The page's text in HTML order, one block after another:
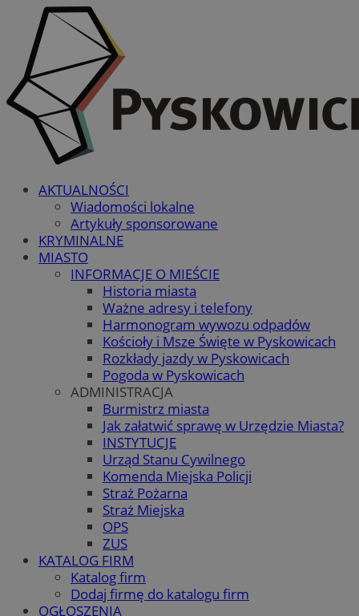
AKTUALNOŚCI
Wiadomości lokalne
Artykuły sponsorowane
KRYMINALNE
MIASTO
INFORMACJE O MIEŚCIE
Historia miasta
Ważne adresy i telefony
Harmonogram wywozu odpadów
Kościoły i Msze Święte w Pyskowicach
Rozkłady jazdy w Pyskowicach
Pogoda w Pyskowicach
ADMINISTRACJA
Burmistrz miasta
Jak załatwić sprawę w Urzędzie Miasta?
INSTYTUCJE
Urząd Stanu Cywilnego
Komenda Miejska Policji
Straż Pożarna
Straż Miejska
OPS
ZUS
KATALOG FIRM
Katalog firm
Dodaj firmę do katalogu firm
OGŁOSZENIA